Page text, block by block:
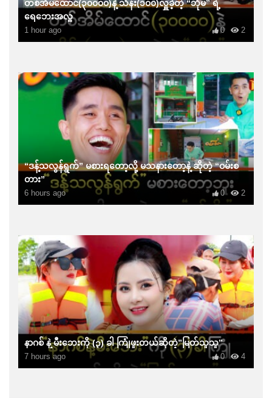
တစ်အိမ်ထောင်(၃၀၀၀၀)နဲ့ သိန်း(၁၀၀)လှူခဲ့တဲ့ “ဘိုမ” ရဲ့
ရေဘေးအလှူ
1 hour ago 2
0
“ဒန့်သလွန်ရွက်” မစားရတော့လို့ မသနားတော့နဲ့ ဆိုတဲ့ “ဝမ်းစ
တား”
6 hours ago 2
0
နာဂစ် နဲ့ မီးဘေးကို (၃) ခါ ကြုံဖူးတယ်ဆိုတဲ့”မြတ်သူသူ”
7 hours ago 4
0